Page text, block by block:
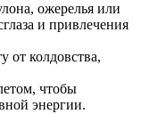
ожерелья или
и привлечения
от колдовства,
чтобы
энергии.